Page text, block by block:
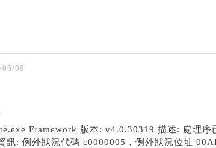
09
Framework 版本: v4.0.30319 描述: 處理序
訊: 例外狀況代碼 c0000005，例外狀況位址